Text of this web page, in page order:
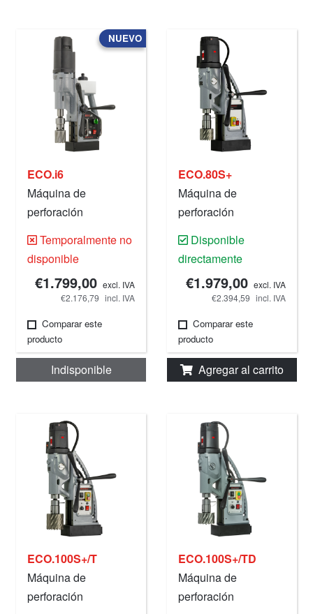
NUEVO
ECO.i6
Máquina de
perforación
220 V.
Temporalmente no
disponible
€1.799,00 excl. IVA
€2.176,79 incl. IVA
Comparar este
producto
Indisponible
ECO.80S+
Máquina de
perforación
220 V.
Disponible
directamente
€1.979,00 excl. IVA
€2.394,59 incl. IVA
Comparar este
producto
Agregar al carrito
ECO.100S+/T
Máquina de
perforación
ECO.100S+/TD
Máquina de
perforación